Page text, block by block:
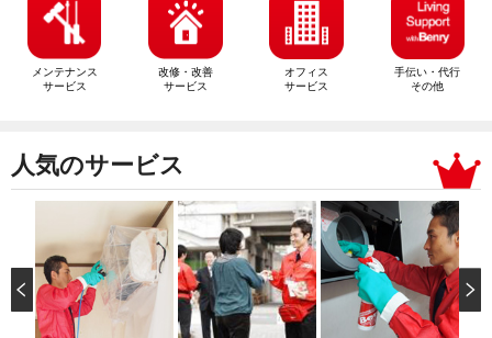
メンテナンス
サービス
改修・改善
サービス
オフィス
サービス
手伝い・代行
その他
人気のサービス